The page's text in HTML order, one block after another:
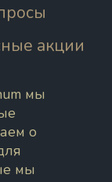
акции
мы
о
мы